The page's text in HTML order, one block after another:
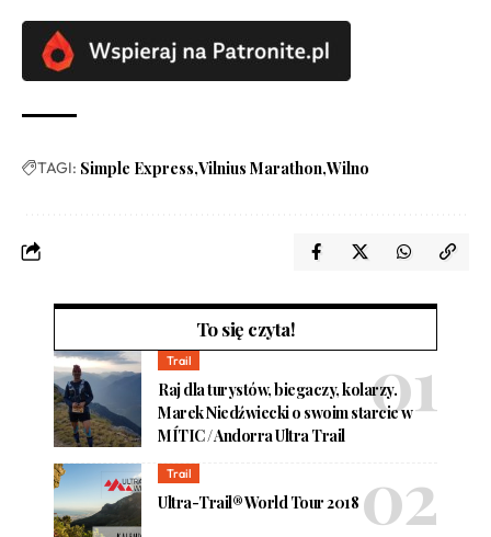
TAGI: Simple Express Vilnius Marathon Wilno
To się czyta!
Trail
Raj dla turystów, biegaczy, kolarzy.
Marek Niedźwiecki o swoim starcie w
MÍTIC / Andorra Ultra Trail
Trail
Ultra-Trail® World Tour 2018